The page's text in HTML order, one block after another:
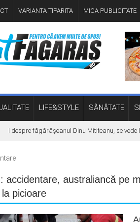
VARIANTA TIPARITA MICA PUBLICITATE
LIFE&STYLE SĂNĂTATE
făgărășeanul Dinu Mititeanu, se vede la
accidentare, australiancă pe
picioare